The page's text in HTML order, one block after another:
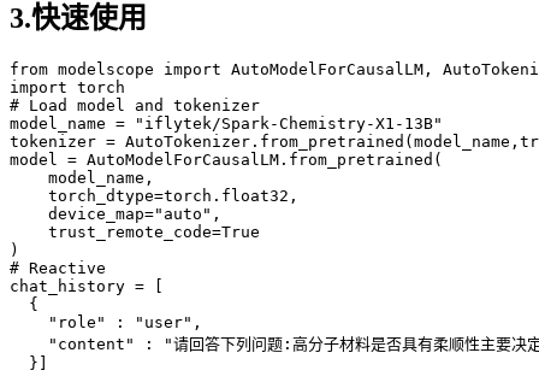
3.快速使用
from modelscope import AutoModelForCausalLM,
import torch
# Load model and tokenizer
model_name =
"iflytek/Spark-Chemistry-X1-13B"
tokenizer =
model
= AutoModelForCausalLM.from_pretrained(
model_name,
torch_dtype=torch.float32,
device_map="auto",
trust_remote_code=True
)
# Reactive
chat_history =
{
"role"
:
"user",
"content"
:
"请回答下列问题:高分子材料是否具有柔顺性主要
}]